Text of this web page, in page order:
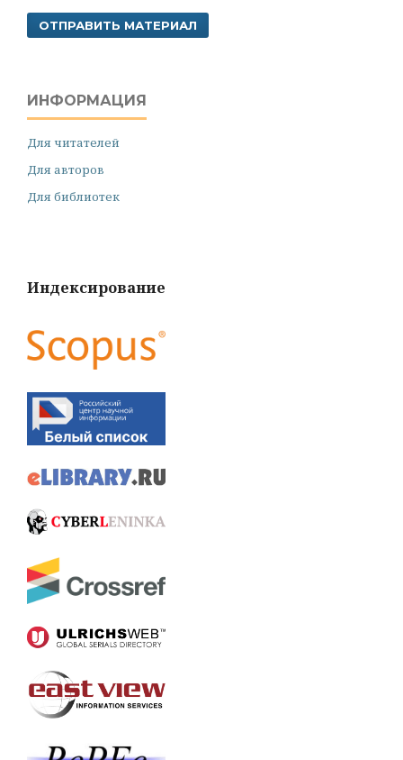
ОТПРАВИТЬ МАТЕРИАЛ
ИНФОРМАЦИЯ
Для читателей
Для авторов
Для библиотек
Индексирование